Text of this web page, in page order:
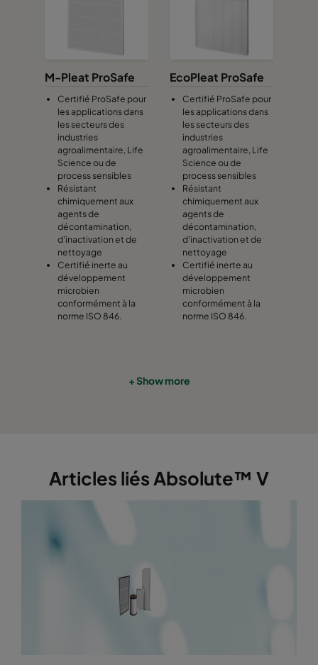
M-Pleat ProSafe
Certifié ProSafe pour
les applications dans
les secteurs des
industries
agroalimentaire, Life
Science ou de
process sensibles
Résistant
chimiquement aux
agents de
décontamination,
d'inactivation et de
nettoyage
Certifié inerte au
développement
microbien
conformément à la
norme ISO 846.
EcoPleat ProSafe
Certifié ProSafe pour
les applications dans
les secteurs des
industries
agroalimentaire, Life
Science ou de
process sensibles
Résistant
chimiquement aux
agents de
décontamination,
d'inactivation et de
nettoyage
Certifié inerte au
développement
microbien
conformément à la
norme ISO 846.
+ Show more
Articles liés Absolute™ V